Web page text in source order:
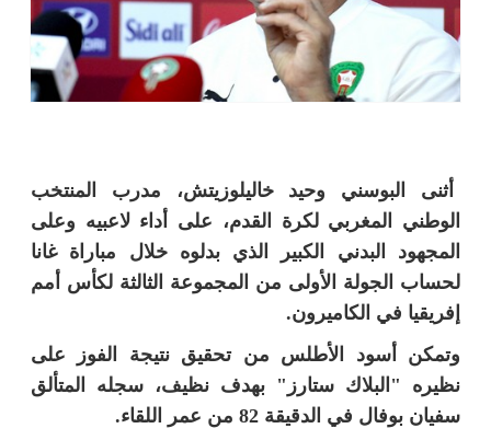
أثنى البوسني وحيد خاليلوزيتش، مدرب المنتخب
الوطني المغربي لكرة القدم، على أداء لاعبيه وعلى
المجهود البدني الكبير الذي بدلوه خلال مباراة غانا
لحساب الجولة الأولى من المجموعة الثالثة لكأس أمم
إفريقيا في الكاميرون.
وتمكن أسود الأطلس من تحقيق نتيجة الفوز على
نظيره "البلاك ستارز" بهدف نظيف، سجله المتألق
سفيان بوفال في الدقيقة 82 من عمر اللقاء.